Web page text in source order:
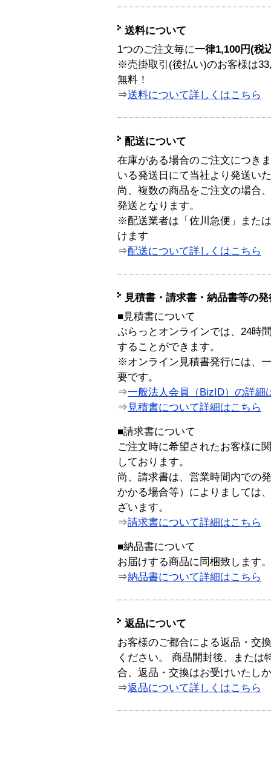
送料について
1つのご注文毎に一律1,100円(税
※売掛取引(後払い)のお客様は
無料！
⇒送料について詳しくはこちら
配送について
在庫がある場合のご注文につき
いる発送日にて当社より発送い
尚、複数の商品をご注文の場合
発送となります。
※配送業者は「佐川急便」また
けます
⇒配送について詳しくはこちら
見積書・請求書・納品書等の
■見積書について
ぷらっとオンラインでは、24時
することができます。
※オンライン見積書発行には、
要です。
⇒一般法人会員（BizID）の詳細
⇒ 見積書について詳細はこちら
■請求書について
ご注文時に希望されたお客様に
しております。
尚、請求書は、営業時間内での
かかる場合等）によりましては
ざいます。
⇒請求書について詳細はこちら
■納品書について
お届けする商品に同梱致します。
⇒納品書について詳細はこちら
返品について
お客様のご都合による返品・交
ください。 商品開封後、または
合、返品・交換はお受けいたし
⇒返品について詳しくはこちら